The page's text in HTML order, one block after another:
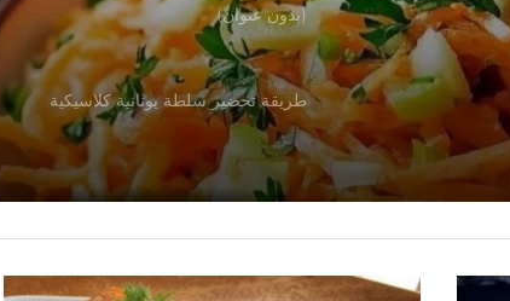
(بدون عنوان)
طريقة تحضير سلطة يونانية كلاسيكية
طريقة